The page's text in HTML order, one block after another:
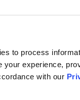
to process
experience,
with our